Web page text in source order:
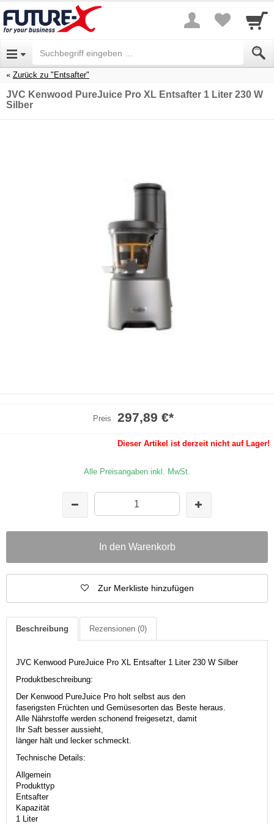
Zurück zu "Entsafter"
JVC Kenwood PureJuice Pro XL Entsafter 1 Liter 230 W
Silber
Preis 297,89 €*
Dieser Artikel ist derzeit nicht auf Lager!
Alle Preisangaben inkl. MwSt.
In den Warenkorb
Zur Merkliste hinzufügen
Beschreibung Rezensionen (0)
JVC Kenwood PureJuice Pro XL Entsafter 1 Liter 230 W Silber
Produktbeschreibung:
Der Kenwood PureJuice Pro holt selbst aus den
faserigsten Früchten und Gemüsesorten das Beste heraus.
Alle Nährstoffe werden schonend freigesetzt, damit
Ihr Saft besser aussieht,
länger hält und lecker schmeckt.
Technische Details:
Allgemein
Produkttyp
Entsafter
Kapazität
1 Liter